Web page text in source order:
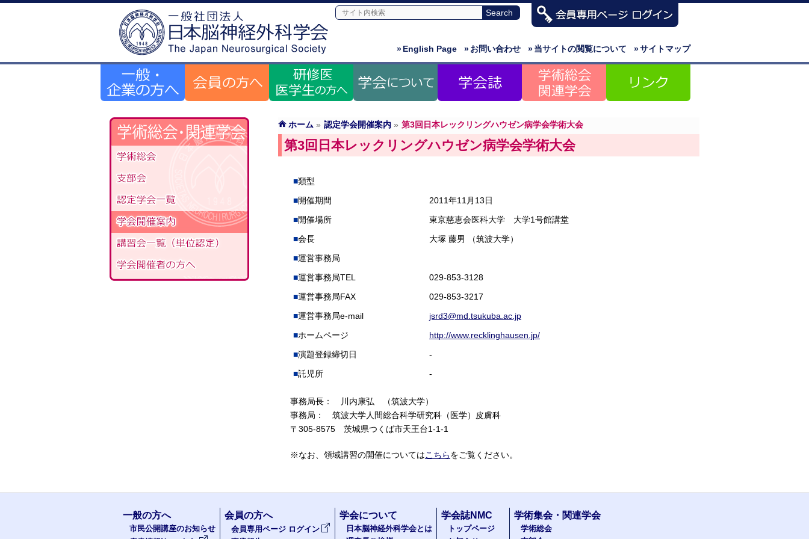
»サイトマップ
»当サイトの閲覧について
»お問い合わせ
»English Page
ホーム » 認定学会開催案内 » 第3回日本レックリングハウゼン病学会学術大会
第3回日本レックリングハウゼン病学会学術大会
類型
開催期間
2011年11月13日
開催場所
東京慈恵会医科大学 大学1号館講堂
会長
大塚 藤男 （筑波大学）
運営事務局
運営事務局TEL
029-853-3128
運営事務局FAX
029-853-3217
運営事務局e-mail
jsrd3@md.tsukuba.ac.jp
ホームページ
http://www.recklinghausen.jp/
演題登録締切日
-
託児所
-
事務局長： 川内康弘 （筑波大学）
事務局： 筑波大学人間総合科学研究科（医学）皮膚科
〒305-8575 茨城県つくば市天王台1-1-1
※なお、領域講習の開催についてはこちらをご覧ください。
一般の方へ
市民公開講座のお知らせ
会員の方へ
会員専用ページ ログイン
学会について
日本脳神経外科学会とは
学会誌NMC
トップページ
学術集会・関連学会
学術総会